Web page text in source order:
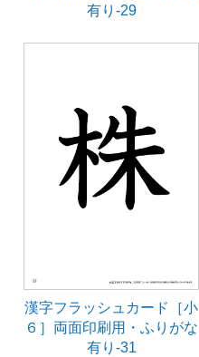
有り-29
漢字フラッシュカード［小
６］両面印刷用・ふりがな
有り-31